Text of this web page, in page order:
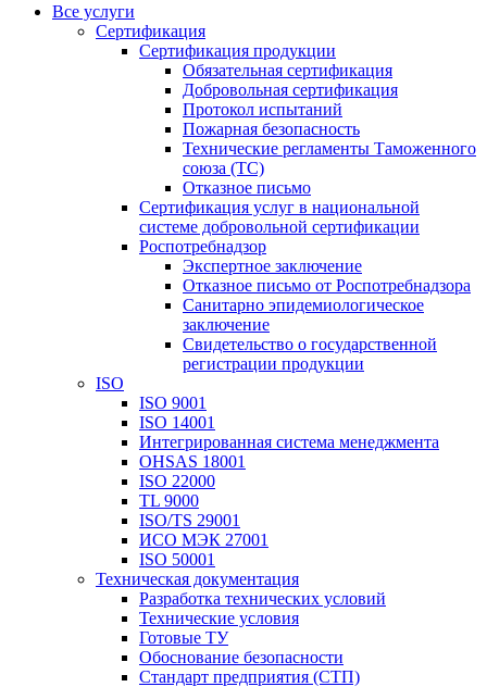
Все услуги
Сертификация
Сертификация продукции
Обязательная сертификация
Добровольная сертификация
Протокол испытаний
Пожарная безопасность
Технические регламенты Таможенного
союза (ТС)
Отказное письмо
Сертификация услуг в национальной
системе добровольной сертификации
Роспотребнадзор
Экспертное заключение
Отказное письмо от Роспотребнадзора
Санитарно эпидемиологическое
заключение
Свидетельство о государственной
регистрации продукции
ISO
ISO 9001
ISO 14001
Интегрированная система менеджмента
OHSAS 18001
ISO 22000
TL 9000
ISO/TS 29001
ИСО МЭК 27001
ISO 50001
Техническая документация
Разработка технических условий
Технические условия
Готовые ТУ
Обоснование безопасности
Стандарт предприятия (СТП)